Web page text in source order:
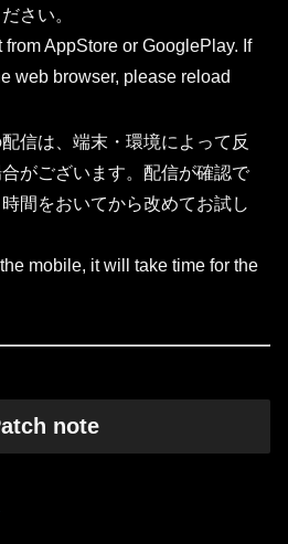
さい。
AppStore or GooglePlay. If
web browser, please reload
信は、端末・環境によって反
がございます。配信が確認で
間をおいてから改めてお試し
mobile, it will take time for the
note